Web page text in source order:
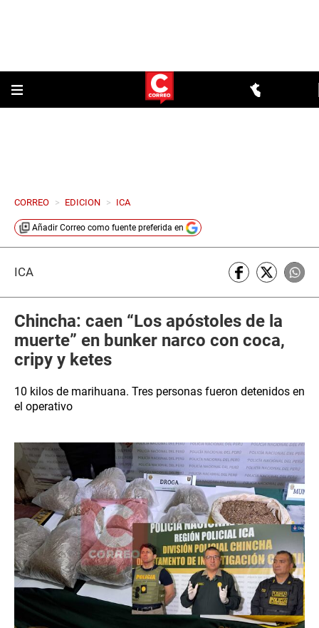
CORREO > EDICION > ICA
Añadir Correo como fuente preferida en
ICA
Chincha: caen “Los apóstoles de la
muerte” en bunker narco con coca,
cripy y ketes
10 kilos de marihuana. Tres personas fueron detenidos en
el operativo